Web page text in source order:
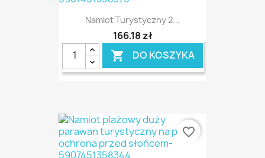
Namiot Turystyczny 2...
166,18 zł
 DO KOSZYKA
favorite_border